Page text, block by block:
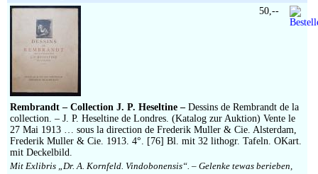
Rembrandt – Collection J. P. Heseltine – Dessins de Rembrandt de la
collection. – J. P. Heseltine de Londres. (Katalog zur Auktion) Vente le
27 Mai 1913 … sous la direction de Frederik Muller & Cie. Alsterdam,
Frederik Muller & Cie. 1913. 4°. [76] Bl. mit 32 lithogr. Tafeln. OKart.
mit Deckelbild.
Mit Exlibris „Dr. A. Kornfeld. Vindobonensis“. – Gelenke tewas berieben,
50,--